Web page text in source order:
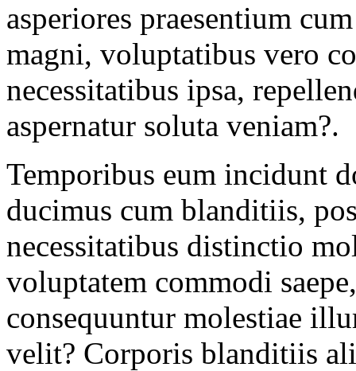
asperiores praesentium
magni, voluptatibus vero
necessitatibus ipsa,
aspernatur soluta veniam?.
Temporibus eum incidunt
ducimus cum blanditiis,
necessitatibus distinctio
voluptatem commodi
consequuntur molestiae
velit? Corporis blanditiis